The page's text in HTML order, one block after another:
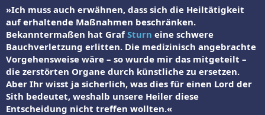
»Ich muss auch erwähnen, dass sich die Heiltätigkeit
auf erhaltende Maßnahmen beschränken.
Bekanntermaßen hat GrafSturn eine schwere
Bauchverletzung erlitten. Die medizinisch angebrachte
Vorgehensweise wäre – so wurde mir das mitgeteilt –
die zerstörten Organe durch künstliche zu ersetzen.
Aber Ihr wisst ja sicherlich, was dies für einen Lord der
Sith bedeutet, weshalb unsere Heiler diese
Entscheidung nicht treffen wollten.«